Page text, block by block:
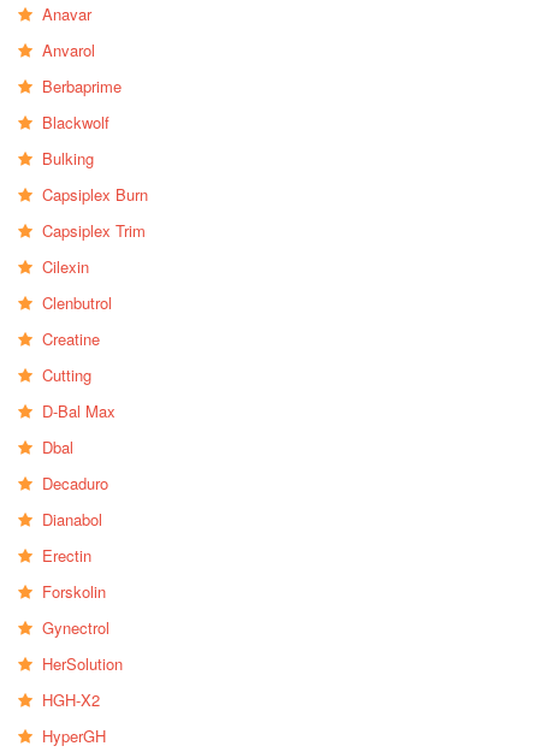
Anavar
Anvarol
Berbaprime
Blackwolf
Bulking
Capsiplex Burn
Capsiplex Trim
Cilexin
Clenbutrol
Creatine
Cutting
D-Bal Max
Dbal
Decaduro
Dianabol
Erectin
Forskolin
Gynectrol
HerSolution
HGH-X2
HyperGH